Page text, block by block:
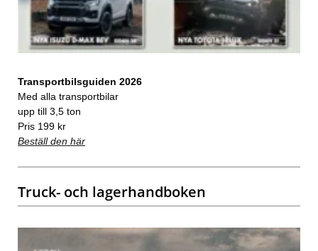
Transportbilsguiden 2026
Med alla transportbilar
upp till 3,5 ton
Pris 199 kr
Beställ den här
Truck- och lagerhandboken